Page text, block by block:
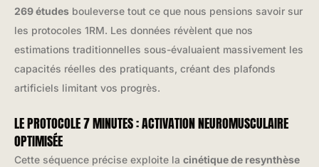
269 études bouleverse tout ce que nous pensions savoir sur
les protocoles 1RM. Les données révèlent que nos
estimations traditionnelles sous-évaluaient massivement les
capacités réelles des pratiquants, créant des plafonds
artificiels limitant vos progrès.
LE PROTOCOLE 7 MINUTES : ACTIVATION NEUROMUSCULAIRE
OPTIMISÉE
Cette séquence précise exploite la cinétique de resynthèse